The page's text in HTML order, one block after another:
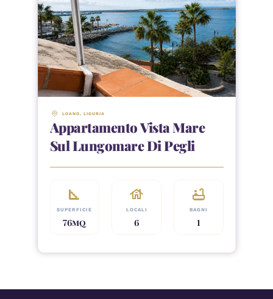
LOANO, LIGURIA
Appartamento Vista Mare
Sul Lungomare Di Pegli
square_foot
SUPERFICIE
76MQ
house
LOCALI
6
bathtub
BAGNI
1